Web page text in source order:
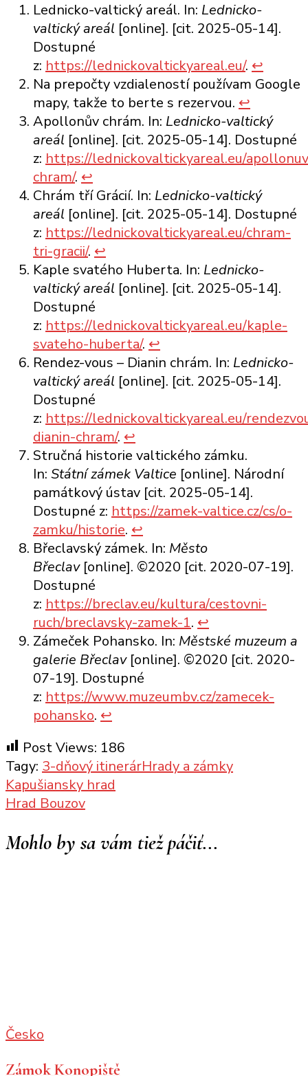
Lednicko-valtický areál. In: Lednicko-
valtický areál [online]. [cit. 2025-05-14].
Dostupné
z: https://lednickovaltickyareal.eu/. ↩︎
Na prepočty vzdialeností používam Google
mapy, takže to berte s rezervou. ↩︎
Apollonův chrám. In: Lednicko-valtický
areál [online]. [cit. 2025-05-14]. Dostupné
z: https://lednickovaltickyareal.eu/
chram/. ↩︎
Chrám tří Grácií. In: Lednicko-valtický
areál [online]. [cit. 2025-05-14]. Dostupné
z: https://lednickovaltickyareal.eu/chram-
tri-gracii/. ↩︎
Kaple svatého Huberta. In: Lednicko-
valtický areál [online]. [cit. 2025-05-14].
Dostupné
z: https://lednickovaltickyareal.eu/kaple-
svateho-huberta/. ↩︎
Rendez-vous – Dianin chrám. In: Lednicko-
valtický areál [online]. [cit. 2025-05-14].
Dostupné
z: https://lednickovaltickyareal.eu/
dianin-chram/. ↩︎
Stručná historie valtického zámku.
In: Státní zámek Valtice [online]. Národní
památkový ústav [cit. 2025-05-14].
Dostupné z: https://zamek-valtice.cz/cs/o-
zamku/historie. ↩︎
Břeclavský zámek. In: Město
Břeclav[online]. ©2020 [cit. 2020-07-19].
Dostupné
z: https://breclav.eu/kultura/cestovni-
ruch/breclavsky-zamek-1. ↩︎
Zámeček Pohansko. In: Městské muzeum a
galerie Břeclav[online]. ©2020 [cit. 2020-
07-19]. Dostupné
z: https://www.muzeumbv.cz/zamecek-
pohansko. ↩︎
Post Views: 186
Tagy: 3-dňový itinerárHrady a zámky
Navigácia
v
článku
Kapušiansky hrad
Hrad Bouzov
Mohlo by sa vám tiež páčiť...
Česko
Zámok Konopiště